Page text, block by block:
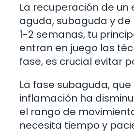
La recuperación de
aguda, subaguda y
1-2 semanas, tu
entran en juego las
fase, es crucial evitar
La fase subaguda,
inflamación ha
el rango de
necesita tiempo y